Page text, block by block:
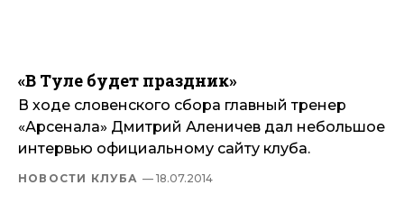
«В Туле будет праздник»
В ходе словенского сбора главный тренер
«Арсенала» Дмитрий Аленичев дал небольшое
интервью официальному сайту клуба.
НОВОСТИ КЛУБА — 18.07.2014